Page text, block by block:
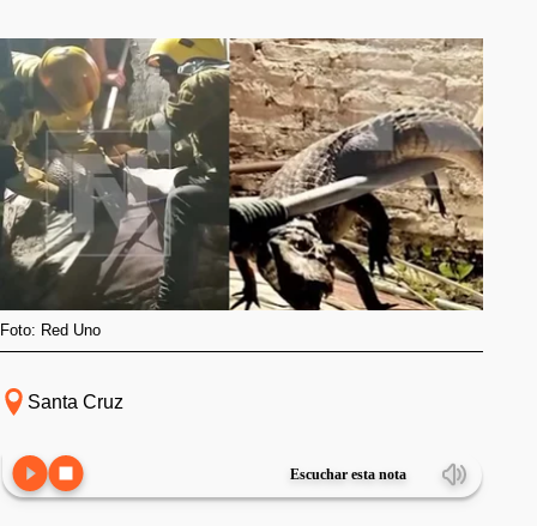
Foto: Red Uno
Santa Cruz
Escuchar esta nota